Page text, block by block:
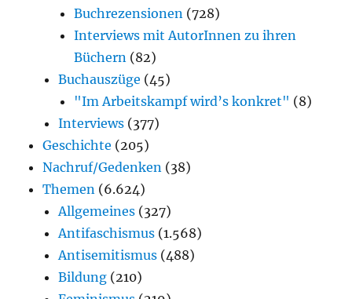
Buchrezensionen (728)
Interviews mit AutorInnen zu ihren
Büchern (82)
Buchauszüge (45)
"Im Arbeitskampf wird’s konkret" (8)
Interviews (377)
Geschichte (205)
Nachruf/Gedenken (38)
Themen (6.624)
Allgemeines (327)
Antifaschismus (1.568)
Antisemitismus (488)
Bildung (210)